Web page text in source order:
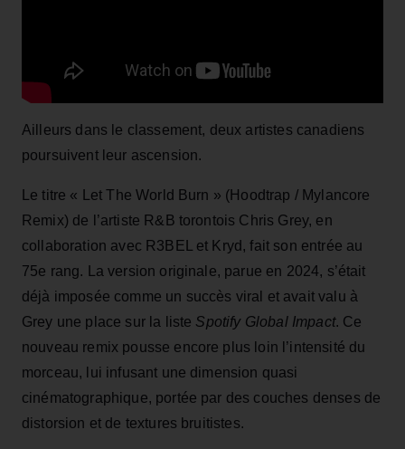
Ailleurs dans le classement, deux artistes canadiens
poursuivent leur ascension.
Le titre « Let The World Burn » (Hoodtrap / Mylancore
Remix) de l’artiste R&B torontois Chris Grey, en
collaboration avec R3BEL et Kryd, fait son entrée au
75e rang. La version originale, parue en 2024, s’était
déjà imposée comme un succès viral et avait valu à
Grey une place sur la liste Spotify Global Impact. Ce
nouveau remix pousse encore plus loin l’intensité du
morceau, lui infusant une dimension quasi
cinématographique, portée par des couches denses de
distorsion et de textures bruitistes.